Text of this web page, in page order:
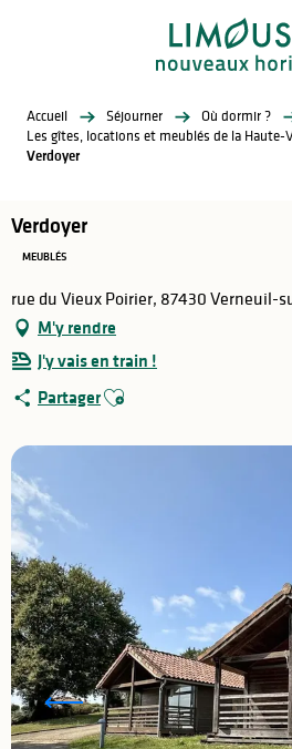
Accueil Séjourner
Où dormir ?
Les gîtes, locations et meublés de la Haute-
Verdoyer
Verdoyer
MEUBLÉS
rue du Vieux Poirier, 87430 Verneuil-
M'y rendre
J'y vais en train !
PartagerAjouter aux favoris